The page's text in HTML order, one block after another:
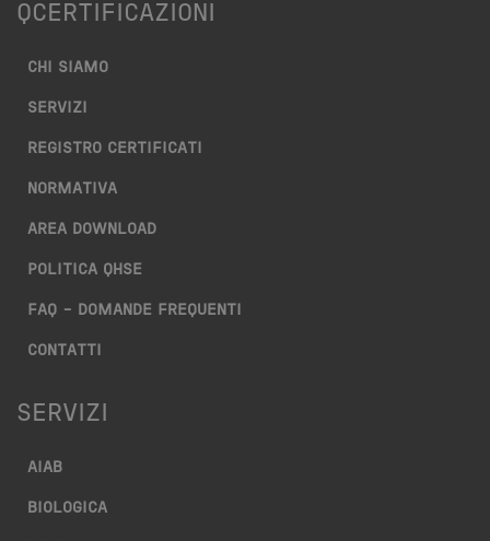
QCERTIFICAZIONI
CHI SIAMO
SERVIZI
REGISTRO CERTIFICATI
NORMATIVA
AREA DOWNLOAD
POLITICA QHSE
FAQ – DOMANDE FREQUENTI
CONTATTI
SERVIZI
AIAB
BIOLOGICA